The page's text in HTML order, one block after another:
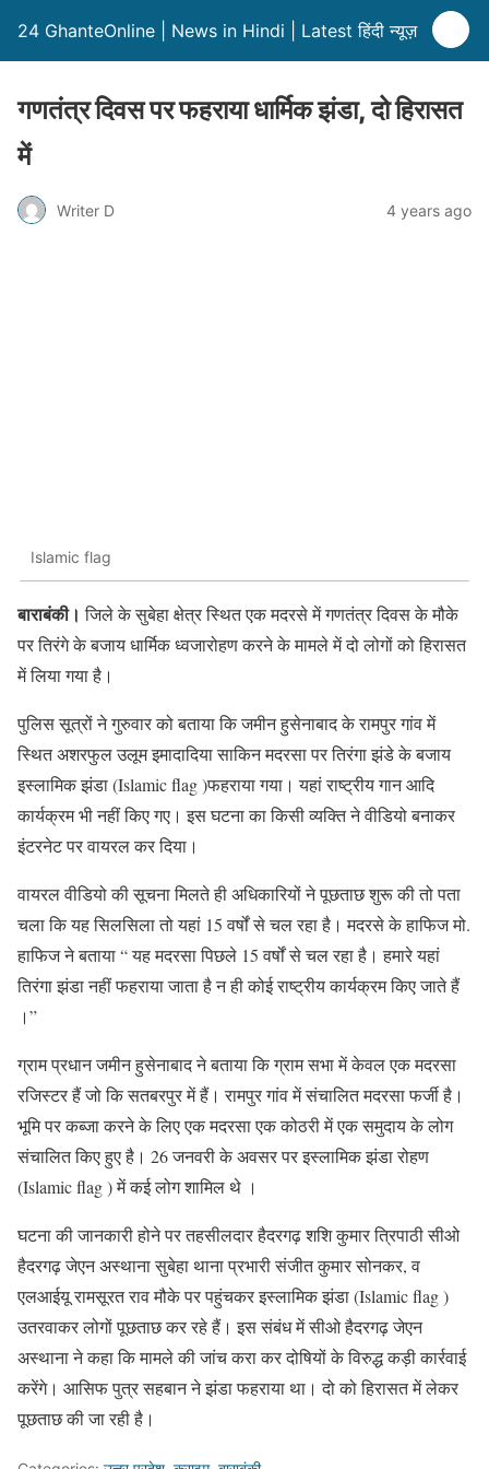
24 GhanteOnline | News in Hindi | Latest हिंदी न्यूज़
गणतंत्र दिवस पर फहराया धार्मिक झंडा, दो हिरासत
में
Writer D 4 years ago
Islamic flag
बाराबंकी। जिले के सुबेहा क्षेत्र स्थित एक मदरसे में गणतंत्र दिवस के मौके
पर तिरंगे के बजाय धार्मिक ध्वजारोहण करने के मामले में दो लोगों को हिरासत
में लिया गया है।
पुलिस सूत्रों ने गुरुवार को बताया कि जमीन हुसेनाबाद के रामपुर गांव में
स्थित अशरफुल उलूम इमादादिया साकिन मदरसा पर तिरंगा झंडे के बजाय
इस्लामिक झंडा (Islamic flag )फहराया गया। यहां राष्ट्रीय गान आदि
कार्यक्रम भी नहीं किए गए। इस घटना का किसी व्यक्ति ने वीडियो बनाकर
इंटरनेट पर वायरल कर दिया।
वायरल वीडियो की सूचना मिलते ही अधिकारियों ने पूछताछ शुरू की तो पता
चला कि यह सिलसिला तो यहां 15 वर्षों से चल रहा है। मदरसे के हाफिज मो.
हाफिज ने बताया “ यह मदरसा पिछले 15 वर्षों से चल रहा है। हमारे यहां
तिरंगा झंडा नहीं फहराया जाता है न ही कोई राष्ट्रीय कार्यक्रम किए जाते हैं
।”
ग्राम प्रधान जमीन हुसेनाबाद ने बताया कि ग्राम सभा में केवल एक मदरसा
रजिस्टर हैं जो कि सतबरपुर में हैं। रामपुर गांव में संचालित मदरसा फर्जी है।
भूमि पर कब्जा करने के लिए एक मदरसा एक कोठरी में एक समुदाय के लोग
संचालित किए हुए है। 26 जनवरी के अवसर पर इस्लामिक झंडा रोहण
(Islamic flag ) में कई लोग शामिल थे ।
घटना की जानकारी होने पर तहसीलदार हैदरगढ़ शशि कुमार त्रिपाठी सीओ
हैदरगढ़ जेएन अस्थाना सुबेहा थाना प्रभारी संजीत कुमार सोनकर, व
एलआईयू रामसूरत राव मौके पर पहुंचकर इस्लामिक झंडा (Islamic flag )
उतरवाकर लोगों पूछताछ कर रहे हैं। इस संबंध में सीओ हैदरगढ़ जेएन
अस्थाना ने कहा कि मामले की जांच करा कर दोषियों के विरुद्ध कड़ी कार्रवाई
करेंगे। आसिफ पुत्र सहबान ने झंडा फहराया था। दो को हिरासत में लेकर
पूछताछ की जा रही है।